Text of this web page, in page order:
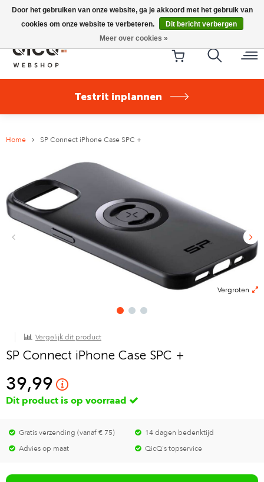
Riese & Müller Nevo5 Silent Core nu direct uit voorraad
leverbaar!
Testrit inplannen
Home SP Connect iPhone Case SPC +
Vergroten
Vergelijk dit product
SP Connect iPhone Case SPC +
39,99
Dit product is op voorraad
Gratis verzending (vanaf € 75)
14 dagen bedenktijd
Advies op maat
QicQ's topservice
Door het gebruiken van onze website, ga je akkoord met het gebruik van
cookies om onze website te verbeteren.
Dit bericht verbergen
Meer over cookies »